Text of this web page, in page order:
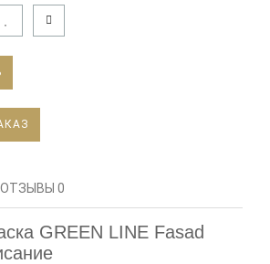
ОТЗЫВЫ 0
GREEN LINE Fasad